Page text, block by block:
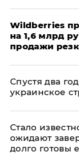
​Wildberries
на 1,6 млрд
продажи
Спустя два
украинское
Стало
ожидают
долго готовы